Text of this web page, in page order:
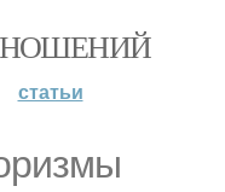
статьи